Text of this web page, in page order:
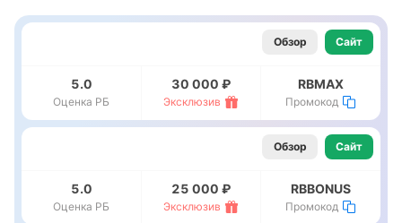
Обзор Сайт
5.0
Оценка РБ
30 000 ₽
Эксклюзив
RBMAX
Промокод
Обзор Сайт
5.0
Оценка РБ
25 000 ₽
Эксклюзив
RBBONUS
Промокод